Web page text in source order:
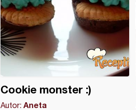
Cookie monster :)
Autor: Aneta